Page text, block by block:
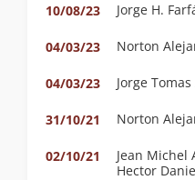
10/08/23 Jorge H.
04/03/23 Norton
04/03/23 Jorge
31/10/21 Norton
02/10/21
Jean Michel